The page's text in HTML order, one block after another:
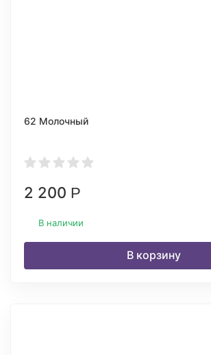
62 Молочный
2 200 Р
В наличии
В корзину